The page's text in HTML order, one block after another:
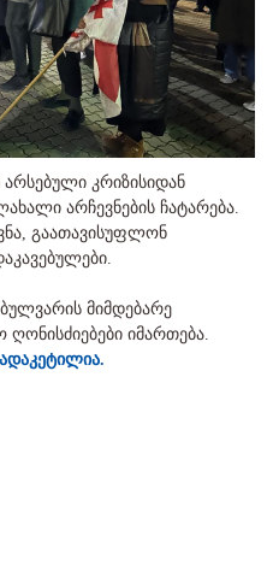
არსებული კრიზისიდან
არჩევნების ჩატარება.
გაათავისუფლონ
მიმდებარე
იმართება.